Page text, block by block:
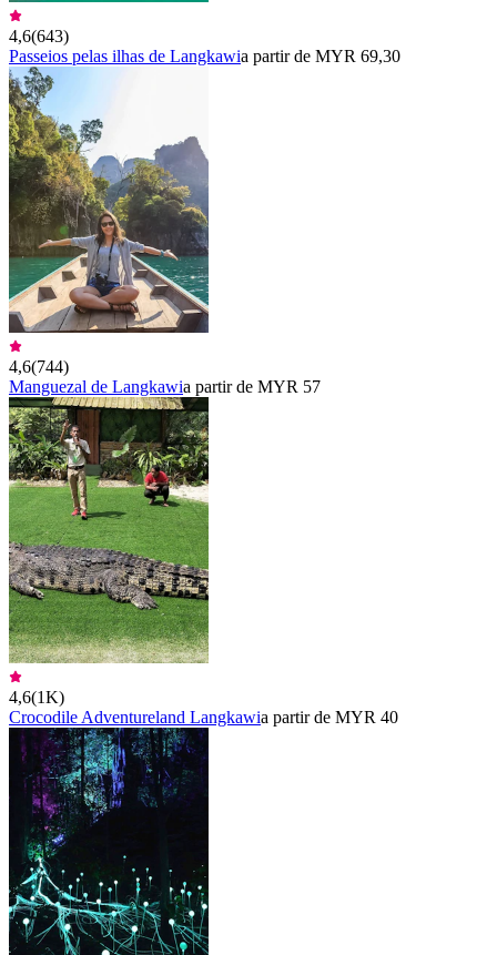
4,6(643)
Passeios pelas ilhas de Langkawia partir de MYR 69,30
4,6(744)
Manguezal de Langkawia partir de MYR 57
4,6(1K)
Crocodile Adventureland Langkawia partir de MYR 40